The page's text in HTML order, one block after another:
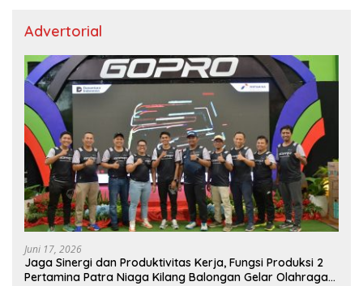
Advertorial
Juni 17, 2026
Jaga Sinergi dan Produktivitas Kerja, Fungsi Produksi 2
Pertamina Patra Niaga Kilang Balongan Gelar Olahraga